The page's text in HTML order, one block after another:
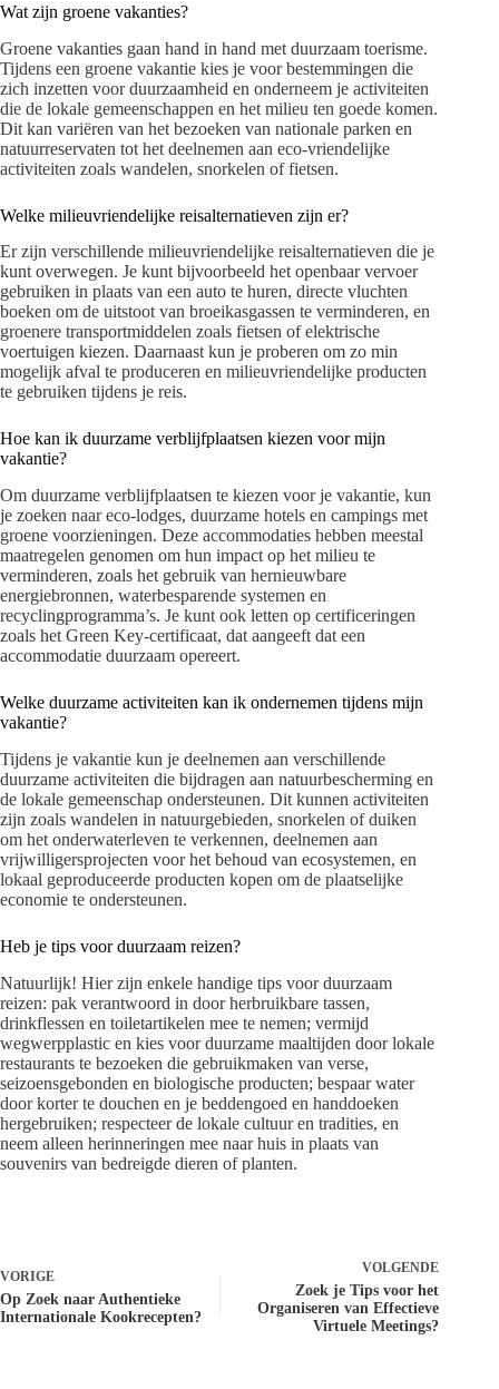
Wat zijn groene vakanties?
Groene vakanties gaan hand in hand met duurzaam toerisme.
Tijdens een groene vakantie kies je voor bestemmingen die
zich inzetten voor duurzaamheid en onderneem je activiteiten
die de lokale gemeenschappen en het milieu ten goede komen.
Dit kan variëren van het bezoeken van nationale parken en
natuurreservaten tot het deelnemen aan eco-vriendelijke
activiteiten zoals wandelen, snorkelen of fietsen.
Welke milieuvriendelijke reisalternatieven zijn er?
Er zijn verschillende milieuvriendelijke reisalternatieven die je
kunt overwegen. Je kunt bijvoorbeeld het openbaar vervoer
gebruiken in plaats van een auto te huren, directe vluchten
boeken om de uitstoot van broeikasgassen te verminderen, en
groenere transportmiddelen zoals fietsen of elektrische
voertuigen kiezen. Daarnaast kun je proberen om zo min
mogelijk afval te produceren en milieuvriendelijke producten
te gebruiken tijdens je reis.
Hoe kan ik duurzame verblijfplaatsen kiezen voor mijn
vakantie?
Om duurzame verblijfplaatsen te kiezen voor je vakantie, kun
je zoeken naar eco-lodges, duurzame hotels en campings met
groene voorzieningen. Deze accommodaties hebben meestal
maatregelen genomen om hun impact op het milieu te
verminderen, zoals het gebruik van hernieuwbare
energiebronnen, waterbesparende systemen en
recyclingprogramma’s. Je kunt ook letten op certificeringen
zoals het Green Key-certificaat, dat aangeeft dat een
accommodatie duurzaam opereert.
Welke duurzame activiteiten kan ik ondernemen tijdens mijn
vakantie?
Tijdens je vakantie kun je deelnemen aan verschillende
duurzame activiteiten die bijdragen aan natuurbescherming en
de lokale gemeenschap ondersteunen. Dit kunnen activiteiten
zijn zoals wandelen in natuurgebieden, snorkelen of duiken
om het onderwaterleven te verkennen, deelnemen aan
vrijwilligersprojecten voor het behoud van ecosystemen, en
lokaal geproduceerde producten kopen om de plaatselijke
economie te ondersteunen.
Heb je tips voor duurzaam reizen?
Natuurlijk! Hier zijn enkele handige tips voor duurzaam
reizen: pak verantwoord in door herbruikbare tassen,
drinkflessen en toiletartikelen mee te nemen; vermijd
wegwerpplastic en kies voor duurzame maaltijden door lokale
restaurants te bezoeken die gebruikmaken van verse,
seizoensgebonden en biologische producten; bespaar water
door korter te douchen en je beddengoed en handdoeken
hergebruiken; respecteer de lokale cultuur en tradities, en
neem alleen herinneringen mee naar huis in plaats van
souvenirs van bedreigde dieren of planten.
VORIGE
Op Zoek naar Authentieke
Internationale Kookrecepten?
VOLGENDE
Zoek je Tips voor het
Organiseren van Effectieve
Virtuele Meetings?